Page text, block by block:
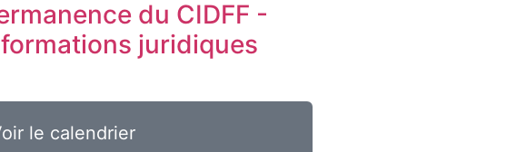
du CIDFF -
juridiques
le calendrier